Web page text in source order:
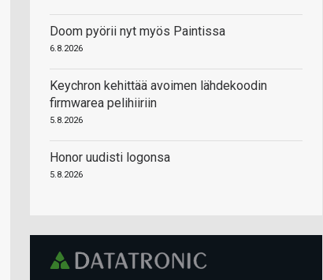
Doom pyörii nyt myös Paintissa
6.8.2026
Keychron kehittää avoimen lähdekoodin
firmwarea pelihiiriin
5.8.2026
Honor uudisti logonsa
5.8.2026